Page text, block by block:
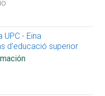
- Eina
d'educació superior